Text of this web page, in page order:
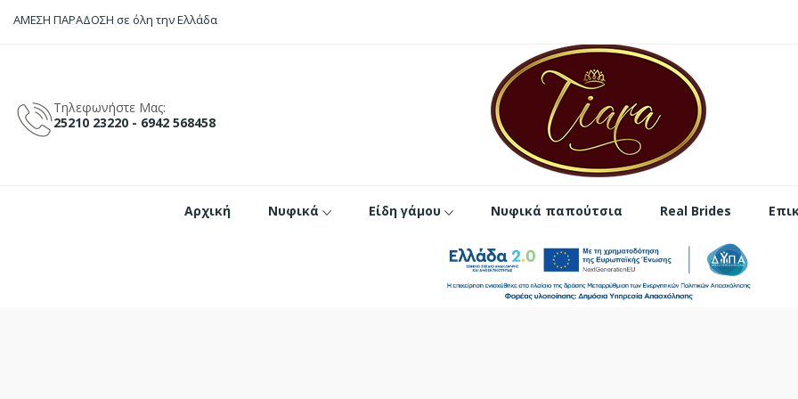
ΑΜΕΣΗ ΠΑΡΑΔΟΣΗ σε όλη την Ελλάδα
Τηλεφωνήστε Μας:
25210 23220 - 6942 568458
Αρχική Νυφικά Είδη γάμου Νυφικά παπούτσια Real Brides